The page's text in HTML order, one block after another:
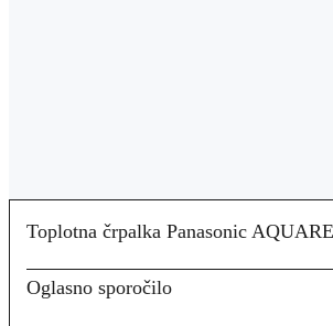
Toplotna črpalka Panasonic
Oglasno sporočilo